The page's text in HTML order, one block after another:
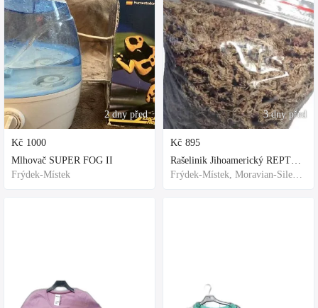
2 dny před
Kč 1000
Mlhovač SUPER FOG II
Frýdek-Místek
3 dny před
Kč 895
Rašelinik Jihoamerický REPTER - 5 balení - 500g -
Frýdek-Místek, Moravian-Silesian Region,Others